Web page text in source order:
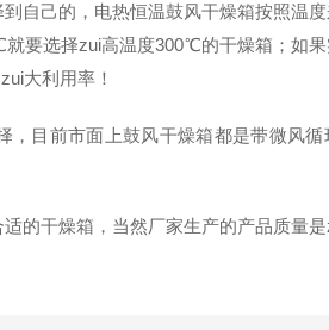
自己的，电热恒温鼓风干燥箱按照温
要选择zui高温度300℃的干燥箱；如
大利用率！
，目前市面上鼓风干燥箱都是带微风
的干燥箱，当然厂家生产的产品质量